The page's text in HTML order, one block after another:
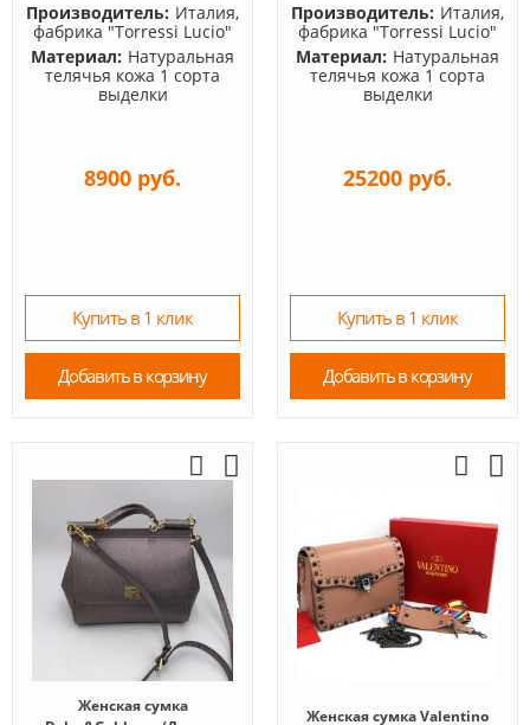
Производитель: Италия,
фабрика "Torressi Lucio"
Материал: Натуральная
телячья кожа 1 сорта
выделки
8900 руб.
Купить в 1 клик
Добавить в корзину
Производитель: Италия,
фабрика "Torressi Lucio"
Материал: Натуральная
телячья кожа 1 сорта
выделки
25200 руб.
Купить в 1 клик
Добавить в корзину
Женская сумка
Женская сумка Valentino